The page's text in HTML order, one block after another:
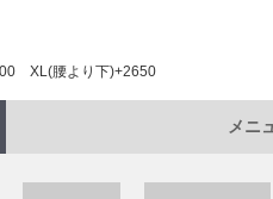
XL(腰より下)+2650
メニ